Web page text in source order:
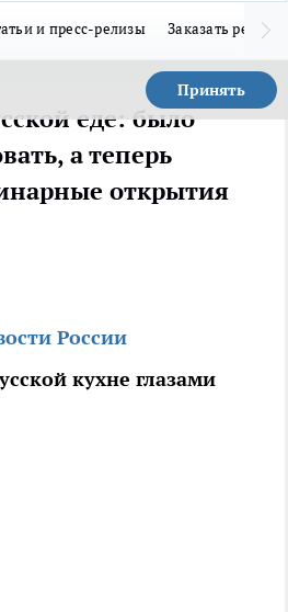
и пресс-релизы Заказать
Принять
еде: было
а теперь
открытия
России
кухне глазами